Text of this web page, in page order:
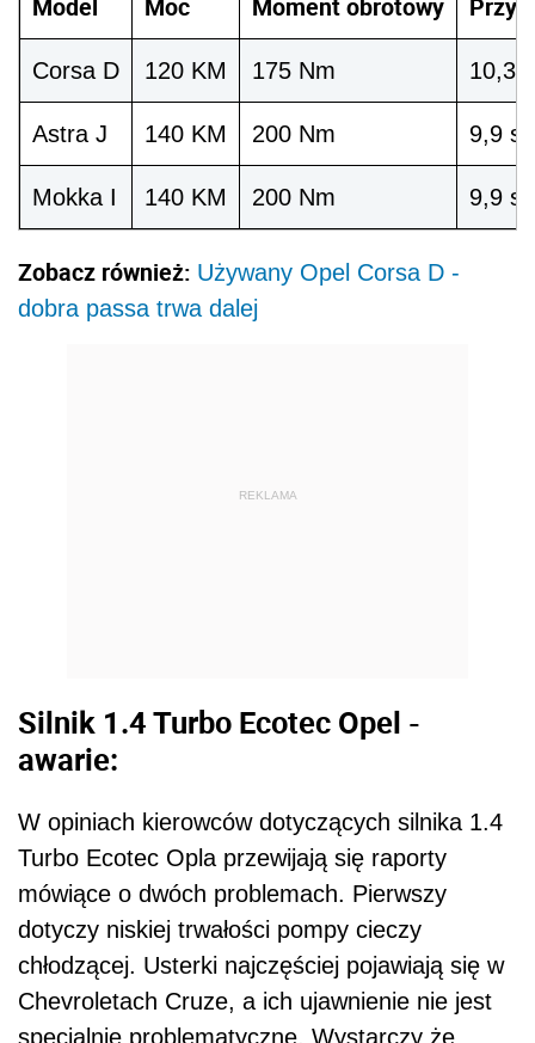
Corsa D 120 KM 175 Nm 10,3
Astra J 140 KM 200 Nm 9,9 s.
Mokka I 140 KM 200 Nm 9,9 s.
Zobacz również: Używany Opel Corsa D -
dobra passa trwa dalej
REKLAMA
Silnik 1.4 Turbo Ecotec Opel -
awarie:
W opiniach kierowców dotyczących silnika 1.4
Turbo Ecotec Opla przewijają się raporty
mówiące o dwóch problemach. Pierwszy
dotyczy niskiej trwałości pompy cieczy
chłodzącej. Usterki najczęściej pojawiają się w
Chevroletach Cruze, a ich ujawnienie nie jest
specjalnie problematyczne. Wystarczy że